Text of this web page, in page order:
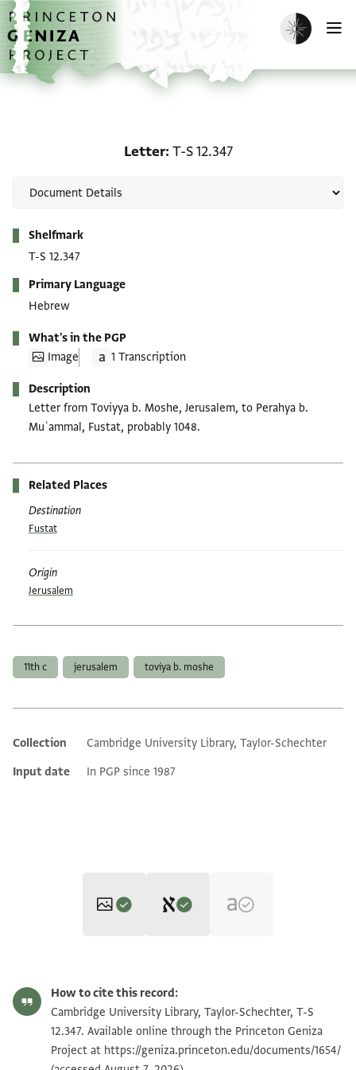
Skip to main content
home
Enable dark
Letter T-S 12.347
Shelfmark
T-S 12.347
Primary Language
Hebrew
What's in the PGP
Image
1 Transcription
Description
Letter from Toviyya b. Moshe, Jerusalem, to Perahya b.
Muʾammal, Fustat, probably 1048.
Related Places
Destination
Fustat
Origin
Jerusalem
11th c jerusalem toviya b. moshe
Additional metadata
Collection
Cambridge University Library, Taylor-Schechter
Input date
In PGP since 1987
Moshe Gil,Palestine During the First Muslim Period (634–1099)‎
Hebrew) (Tel Aviv University, 1983), vol. 2.
שלום רב לאוהבי תורתך וג
שלומות רבות וישועות עצומות ובשורות נאומות ושנים
T-S 12.347 1v Zoom and Rotate
(verso, right)
[לכ] גד קד רב אבו סרור פרח היקר
[החכם והנבון] בן רב מומל הזקן יר א[ל]Image Permissions Statement
How to cite this record:
Cambridge University Library, Taylor-Schechter, T-S
12.347. Available online through the Princeton Geniza
Project at https://geniza.princeton.edu/documents/1654/